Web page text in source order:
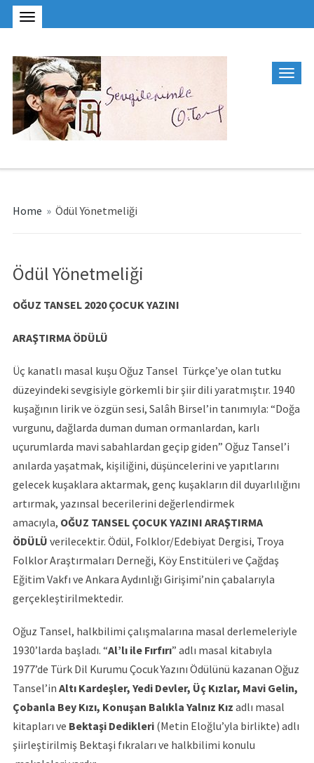
Home » Ödül Yönetmeliği
Ödül Yönetmeliği
OĞUZ TANSEL 2020 ÇOCUK YAZINI
ARAŞTIRMA ÖDÜLÜ
Üç kanatlı masal kuşu Oğuz Tansel Türkçe’ye olan tutku
düzeyindeki sevgisiyle görkemli bir şiir dili yaratmıştır. 1940
kuşağının lirik ve özgün sesi, Salâh Birsel’in tanımıyla: “Doğa
vurgunu, dağlarda duman duman ormanlardan, karlı
uçurumlarda mavi sabahlardan geçip giden” Oğuz Tansel’i
anılarda yaşatmak, kişiliğini, düşüncelerini ve yapıtlarını
gelecek kuşaklara aktarmak, genç kuşakların dil duyarlılığını
artırmak, yazınsal becerilerini değerlendirmek
amacıyla, OĞUZ TANSEL ÇOCUK YAZINI ARAŞTIRMA
ÖDÜLÜ verilecektir. Ödül, Folklor/Edebiyat Dergisi, Troya
Folklor Araştırmaları Derneği, Köy Enstitüleri ve Çağdaş
Eğitim Vakfı ve Ankara Aydınlığı Girişimi’nin çabalarıyla
gerçekleştirilmektedir.
Oğuz Tansel, halkbilimi çalışmalarına masal derlemeleriyle
1930’larda başladı. “Al’lı ile Fırfırı” adlı masal kitabıyla
1977’de Türk Dil Kurumu Çocuk Yazını Ödülünü kazanan Oğuz
Tansel’in Altı Kardeşler, Yedi Devler, Üç Kızlar, Mavi Gelin,
Çobanla Bey Kızı, Konuşan Balıkla Yalnız Kız adlı masal
kitapları ve Bektaşi Dedikleri(Metin Eloğlu’yla birlikte) adlı
şiirleştirilmiş Bektaşi fıkraları ve halkbilimi konulu